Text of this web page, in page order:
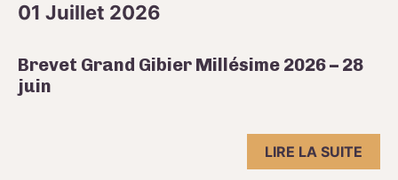
01 Juillet 2026
Brevet Grand Gibier Millésime 2026 – 28
juin
LIRE LA SUITE